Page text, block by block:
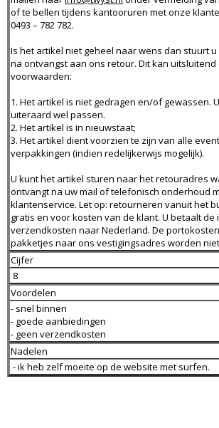
of te bellen tijdens kantooruren met onze
0493 – 782 782.
Is het artikel niet geheel naar wens dan stuurt
na ontvangst aan ons retour. Dit kan
voorwaarden:
1. Het artikel is niet gedragen en/of gewassen.
uiteraard wel passen.
2. Het artikel is in nieuwstaat;
3. Het artikel dient voorzien te zijn van alle
verpakkingen (indien redelijkerwijs mogelijk).
U kunt het artikel sturen naar het retouradres
ontvangt na uw mail of telefonisch onderhoud
klantenservice. Let op: retourneren vanuit het
gratis en voor kosten van de klant. U betaalt de
verzendkosten naar Nederland. De
pakketjes naar ons vestigingsadres worden
Cijfer
8
Voordelen
- snel binnen
- goede aanbiedingen
- geen verzendkosten
Nadelen
- ik heb zelf moeite op de website met surfen.